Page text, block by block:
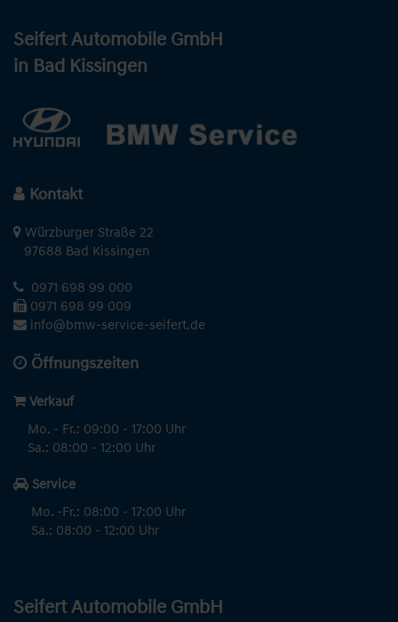
Seifert Automobile GmbH
in Bad Kissingen
Kontakt
Würzburger Straße 22
97688 Bad Kissingen
0971 698 99 000
0971 698 99 009
info@bmw-service-seifert.de
Öffnungszeiten
Verkauf
Mo. - Fr.: 09:00 - 17:00 Uhr
Sa.: 08:00 - 12:00 Uhr
Service
Mo. -Fr.: 08:00 - 17:00 Uhr
Sa.: 08:00 - 12:00 Uhr
Seifert Automobile GmbH